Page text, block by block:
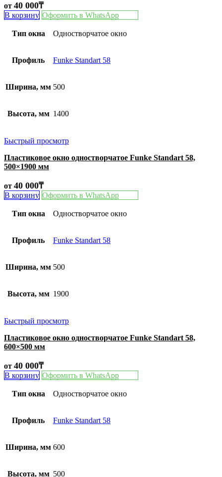
от 40 000₸
В корзину Оформить в WhatsApp
Тип окна Одностворчатое окно
Профиль Funke Standart 58
Ширина, мм 500
Высота, мм 1400
Быстрый просмотр
Пластиковое окно одностворчатое Funke Standart 58,
500×1900 мм
от 40 000₸
В корзину Оформить в WhatsApp
Тип окна Одностворчатое окно
Профиль Funke Standart 58
Ширина, мм 500
Высота, мм 1900
Быстрый просмотр
Пластиковое окно одностворчатое Funke Standart 58,
600×500 мм
от 40 000₸
В корзину Оформить в WhatsApp
Тип окна Одностворчатое окно
Профиль Funke Standart 58
Ширина, мм 600
Высота, мм 500